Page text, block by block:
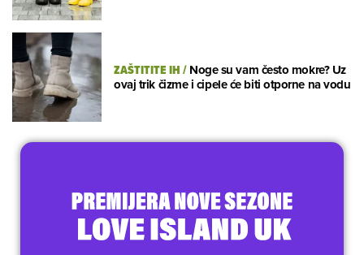
ZAŠTITITE IH/Noge su vam često mokre? Uz
ovaj trik čizme i cipele će biti otporne na vodu